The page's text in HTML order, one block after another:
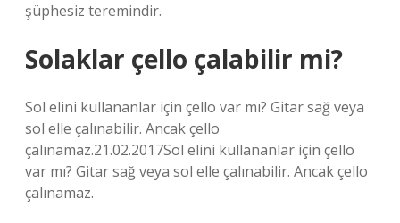
şüphesiz teremindir.
Solaklar çello çalabilir mi?
Sol elini kullananlar için çello var mı? Gitar sağ veya
sol elle çalınabilir. Ancak çello
çalınamaz.21.02.2017Sol elini kullananlar için çello
var mı? Gitar sağ veya sol elle çalınabilir. Ancak çello
çalınamaz.